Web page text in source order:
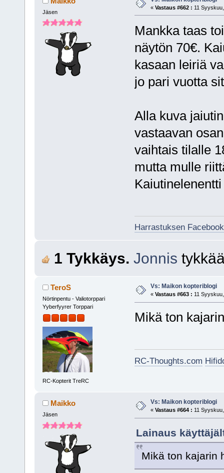
Jäsen
« Vastaus #662 : 11
Mankka taas
näytön 70€.
kasaan leiriä
jo pari vuotta
Alla kuva
vastaavan
vaihtais tilalle
mutta mulle
Kaiutinelenentti
Harrastuksen
1 Tykkäys. Jonnis
TeroS
Nörtinpentu - Valiotorppari
Yyberfyyrer Torppari
RC-Kopterit TreRC
Vs: Maikon kopteriblogi
« Vastaus #663 : 11
Mikä ton
RC-Thoughts.com
Maikko
Jäsen
Vs: Maikon kopteriblogi
« Vastaus #664 : 11
Lainaus
Mikä ton kajarin